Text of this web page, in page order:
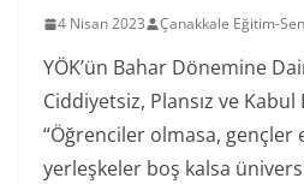
4 Nisan 2023 Çanakkale Eğitim-Sen
YÖK’ün Bahar Dönemine
Ciddiyetsiz, Plansız ve
“Öğrenciler olmasa,
yerleşkeler boş kalsa